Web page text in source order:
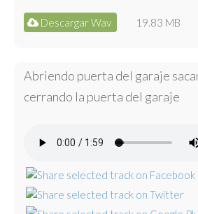
Descargar Wav 19.83 MB
Abriendo puerta del garaje
cerrando la puerta del garaje